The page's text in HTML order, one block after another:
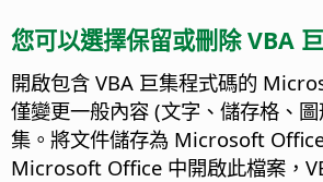
您可以選擇保留或刪除 VBA
開啟包含 VBA 巨集程式碼的
僅變更一般內容 (文字、儲存格、
集。將文件儲存為 Microsoft
Microsoft Office 中開啟此檔案，